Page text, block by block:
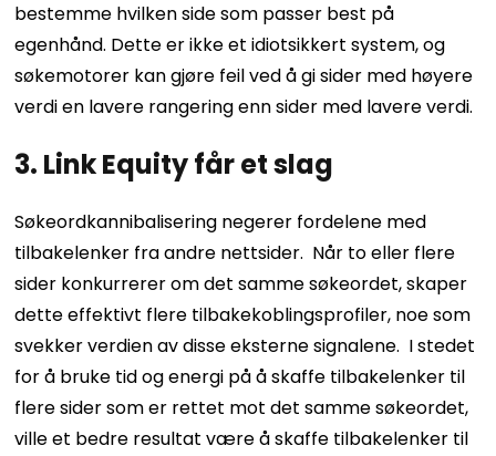
bestemme hvilken side som passer best på
egenhånd. Dette er ikke et idiotsikkert system, og
søkemotorer kan gjøre feil ved å gi sider med høyere
verdi en lavere rangering enn sider med lavere verdi.
3. Link Equity får et slag
Søkeordkannibalisering negerer fordelene med
tilbakelenker fra andre nettsider. Når to eller flere
sider konkurrerer om det samme søkeordet, skaper
dette effektivt flere tilbakekoblingsprofiler, noe som
svekker verdien av disse eksterne signalene. I stedet
for å bruke tid og energi på å skaffe tilbakelenker til
flere sider som er rettet mot det samme søkeordet,
ville et bedre resultat være å skaffe tilbakelenker til